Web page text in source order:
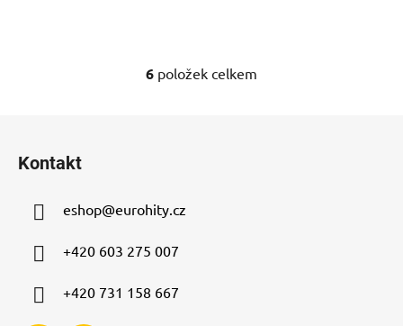
O
6 položek celkem
Kontakt
eshop@eurohity.cz
+420 603 275 007
+420 731 158 667